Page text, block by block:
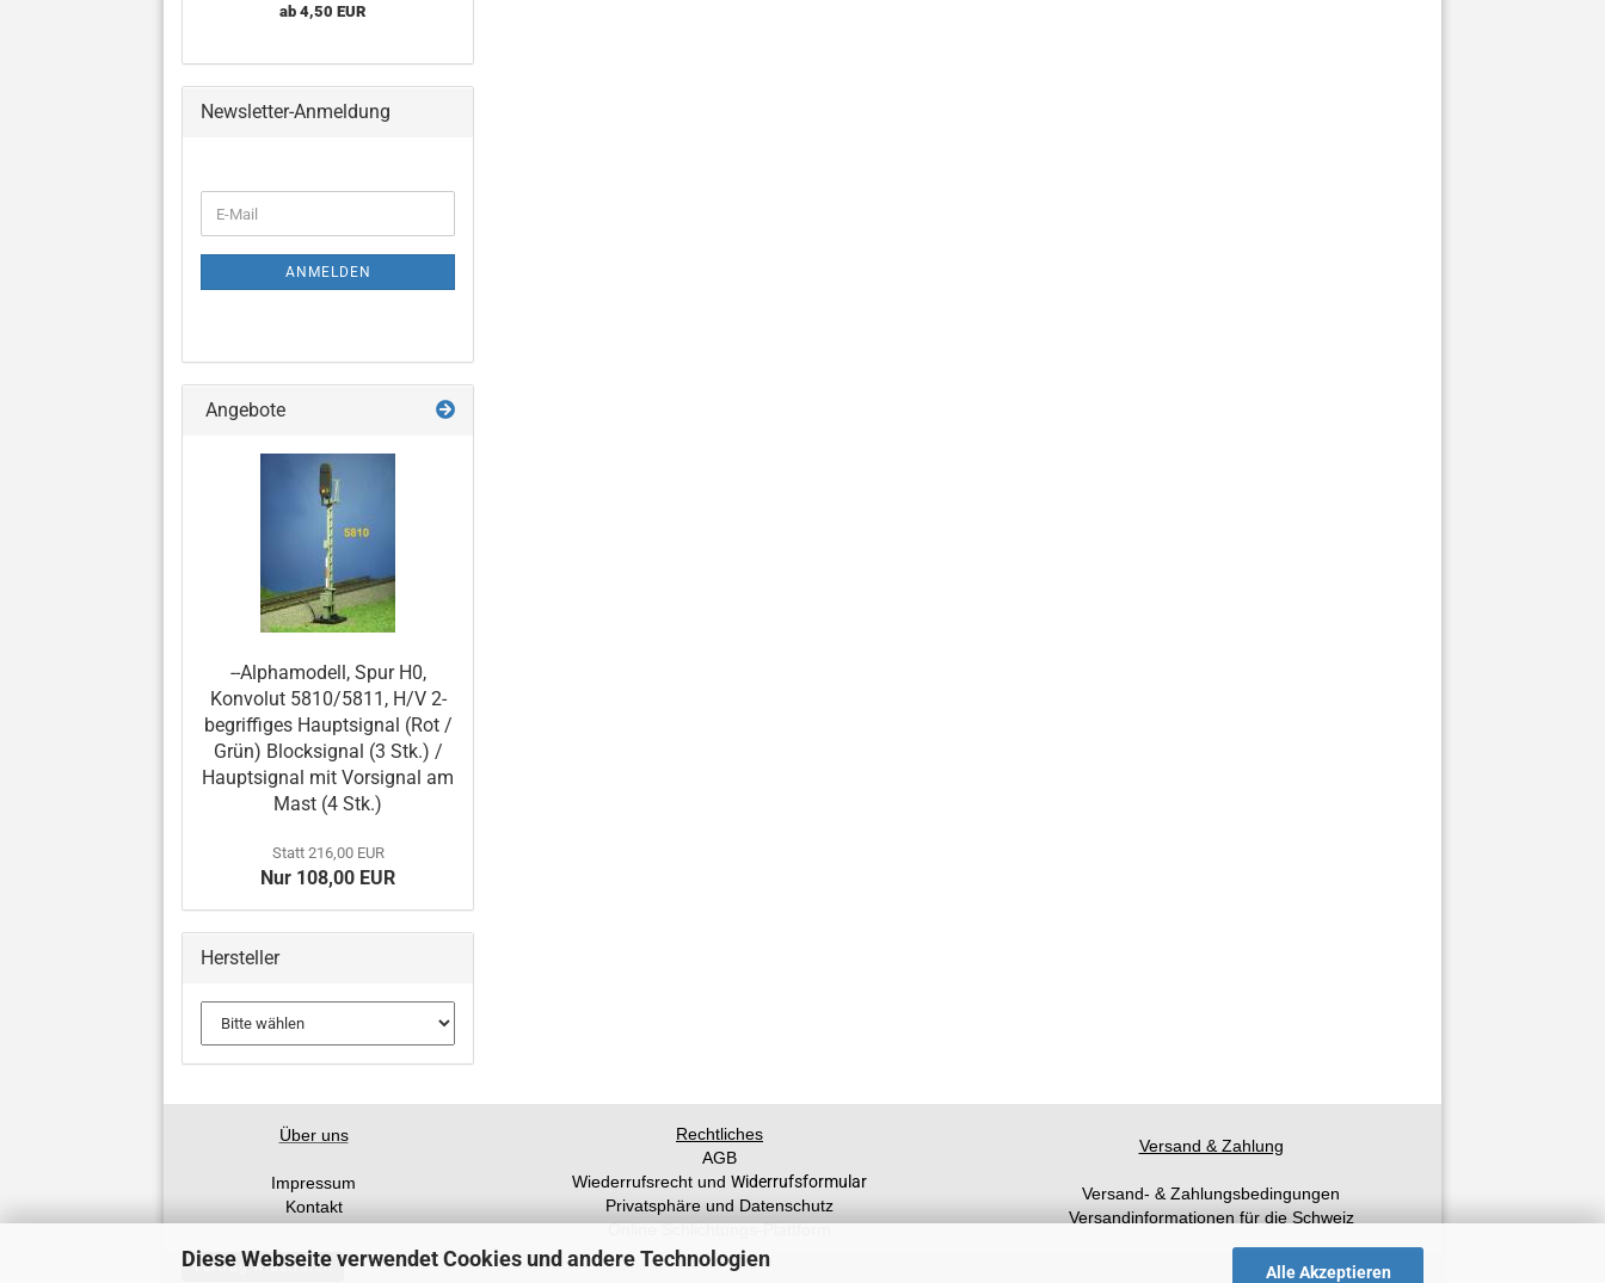
Diese Webseite verwendet Cookies und andere Technologien
Alle Akzeptieren
ab 4,50 EUR
Newsletter-Anmeldung
ZUR
ANMELDUNG
E-
Mail
ANMELDEN
Angebote
--Alphamodell, Spur H0,
Konvolut 5810/5811, H/V 2-
begriffiges Hauptsignal (Rot /
Grün) Blocksignal (3 Stk.) /
Hauptsignal mit Vorsignal am
Mast (4 Stk.)
Statt 216,00 EUR
Nur 108,00 EUR
Hersteller
Über uns
Impressum
Kontakt
Rechtliches
AGB
Wiederrufsrecht und Widerrufsformular
Privatsphäre und Datenschutz
Online Schlichtungs-Plattform
Versand & Zahlung
Versand- & Zahlungsbedingungen
Versandinformationen für die Schweiz
Vertrag widerrufen